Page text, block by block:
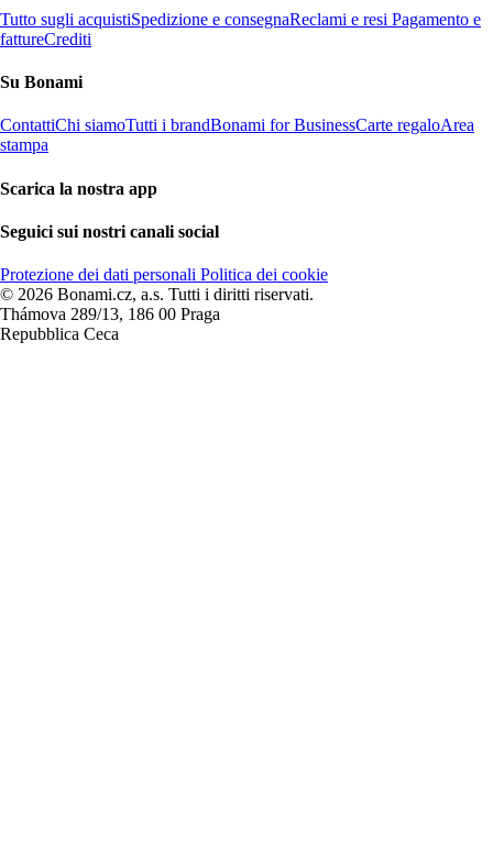
Tutto sugli acquistiSpedizione e consegnaReclami e resi Pagamento e
fattureCrediti
Su Bonami
ContattiChi siamoTutti i brandBonami for BusinessCarte regaloArea
stampa
Scarica la nostra app
Seguici sui nostri canali social
Protezione dei dati personali Politica dei cookie
© 2026 Bonami.cz, a.s. Tutti i diritti riservati.
Thámova 289/13, 186 00 Praga
Repubblica Ceca